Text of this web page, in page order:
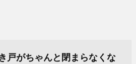
戸がちゃんと閉まらなくな